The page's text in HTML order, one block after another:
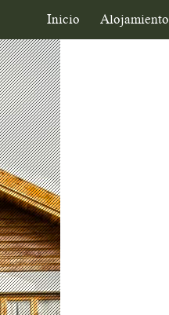
Inicio Alojamiento